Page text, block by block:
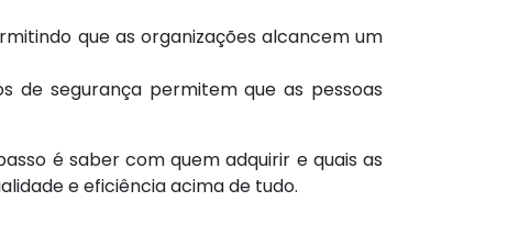
que as organizações alcancem um
de segurança permitem que as pessoas
é saber com quem adquirir e quais as
e eficiência acima de tudo.